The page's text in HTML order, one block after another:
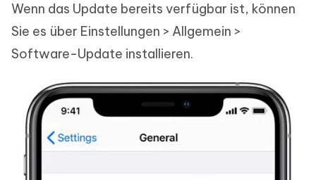
Wenn das Update bereits verfügbar ist, können
Sie es über Einstellungen > Allgemein >
Software-Update installieren.